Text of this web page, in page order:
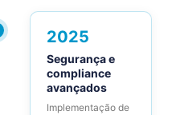
2025
Segurança e
compliance
avançados
Implementação de